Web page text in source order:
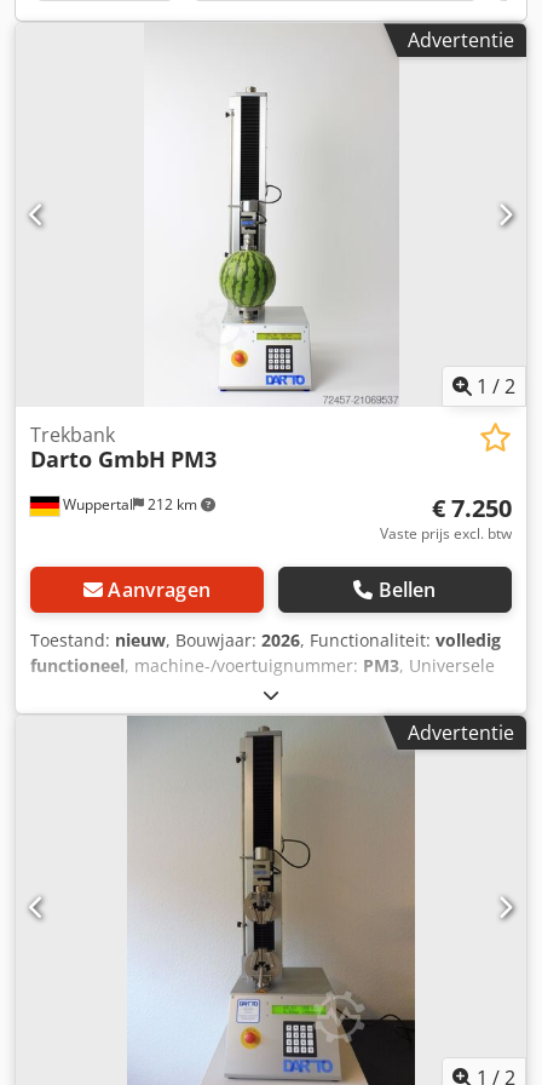
Advertentie
1 /2
Wuppertal 212 km
Trekbank
Darto GmbH PM3
€ 7.250
Vaste prijs excl. btw
Aanvragen Bellen
Toestand: nieuw, Bouwjaar: 2026, Functionaliteit: volledig
functioneel, machine-/voertuignummer: PM3, Universele
testmachine PM3 (2026) Kracht: 3 kN Traverse slag: 520
mm Werkruimte diepte: 66 mm Totale hoogte: 1036 mm
Gewicht: ca. 40 kg Positioneringsresolutie: 0,01 mm Test­
snelheid: 1-500 mm/min Retsnelheid: 700 mm/min
worden bediend via een numeriek toetsenbord, zodat een
'snelle test' ook zonder pc kan worden uitgevoerd. Voor
testen waarbij gegevensopslag en curve-opnames vereist
zijn, bieden wij met de basissoftware de mogelijkheid tot
aansturing en evaluatie. Deze software maakt het mogelijk
om verschillende testprocedures te genereren en een
testprotocol op te stellen. Daarnaast kunt u de ruwe data
verder verwerken in uw eigen programma’s. Optioneel: -
Levering & inbedrijfstelling - DAkkS- of fabriekskalibratie
conform DIN EN ISO 7500-1 Dcedpfxsyc U Dbj Ah Ask -
Advertentie
1 /2